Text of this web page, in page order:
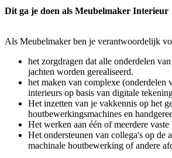
Dit ga je doen als Meubelmaker Interieur
Als Meubelmaker ben je verantwoordelijk
het zorgdragen dat alle onderdelen
jachten worden gerealiseerd.
het maken van complexe (onderdelen
interieurs op basis van digitale
Het inzetten van je vakkennis op het
houtbewerkingsmachines en
Het werken aan één of meerdere
Het ondersteunen van collega's op de
machinale houtbewerking of andere